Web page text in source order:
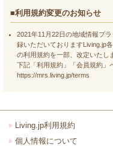
■利用規約変更のお知らせ
2021年11月22日の地域情報プ
録いただいておりますLiving.jp
の利用規約を一部、改定いたし
下記「利用規約」「会員規約」
https://mrs.living.jp/terms
Living.jp利用規約
個人情報について